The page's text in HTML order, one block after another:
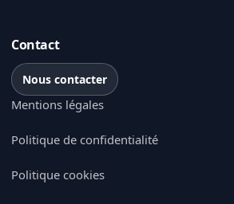
Contact
Nous contacter
Mentions légales
Politique de confidentialité
Politique cookies